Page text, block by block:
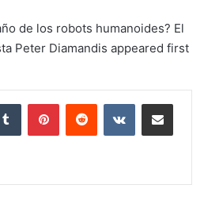
de los robots humanoides? El
Peter Diamandis appeared first
Tumblr PinterestReddit VKontakteCompartir por mail